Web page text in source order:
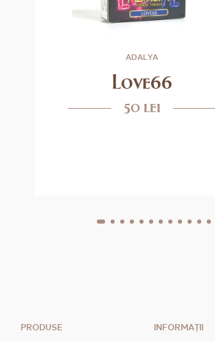
ADALYA
Love66
50 lei
PRODUSE INFORMAȚII